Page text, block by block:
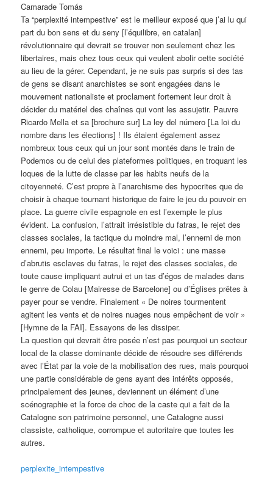
Camarade Tomás
Ta “perplexité intempestive” est le meilleur exposé que j’ai lu qui
part du bon sens et du seny [l’équilibre, en catalan]
révolutionnaire qui devrait se trouver non seulement chez les
libertaires, mais chez tous ceux qui veulent abolir cette société
au lieu de la gérer. Cependant, je ne suis pas surpris si des tas
de gens se disant anarchistes se sont engagées dans le
mouvement nationaliste et proclament fortement leur droit à
décider du matériel des chaînes qui vont les assujetir. Pauvre
Ricardo Mella et sa [brochure sur] La ley del número [La loi du
nombre dans les élections] ! Ils étaient également assez
nombreux tous ceux qui un jour sont montés dans le train de
Podemos ou de celui des plateformes politiques, en troquant les
loques de la lutte de classe par les habits neufs de la
citoyenneté. C’est propre à l’anarchisme des hypocrites que de
choisir à chaque tournant historique de faire le jeu du pouvoir en
place. La guerre civile espagnole en est l’exemple le plus
évident. La confusion, l’attrait irrésistible du fatras, le rejet des
classes sociales, la tactique du moindre mal, l’ennemi de mon
ennemi, peu importe. Le résultat final le voici : une masse
d’abrutis esclaves du fatras, le rejet des classes sociales, de
toute cause impliquant autrui et un tas d’égos de malades dans
le genre de Colau [Mairesse de Barcelone] ou d’Églises prêtes à
payer pour se vendre. Finalement « De noires tourmentent
agitent les vents et de noires nuages nous empêchent de voir »
[Hymne de la FAI]. Essayons de les dissiper.
La question qui devrait être posée n’est pas pourquoi un secteur
local de la classe dominante décide de résoudre ses différends
avec l’État par la voie de la mobilisation des rues, mais pourquoi
une partie considérable de gens ayant des intérêts opposés,
principalement des jeunes, deviennent un élément d’une
scénographie et la force de choc de la caste qui a fait de la
Catalogne son patrimoine personnel, une Catalogne aussi
classiste, catholique, corrompue et autoritaire que toutes les
autres.
perplexite_intempestive